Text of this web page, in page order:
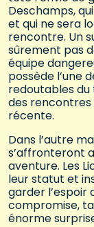
Deschamps,
et qui ne sera
rencontre. Un
sûrement pas
équipe
possède l’une
redoutables
des rencontres
récente.
Dans l’autre
s’affronteront
aventure. Les
leur statut et
garder l’espoir
compromise,
énorme